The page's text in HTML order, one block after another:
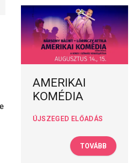
AMERIKAI
KOMÉDIA
ÚJSZEGED ELŐADÁS
TOVÁBB